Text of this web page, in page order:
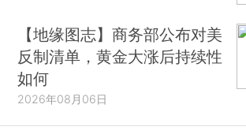
【地缘图志】商务部公布对美
反制清单，黄金大涨后持续性
如何
2026年08月06日